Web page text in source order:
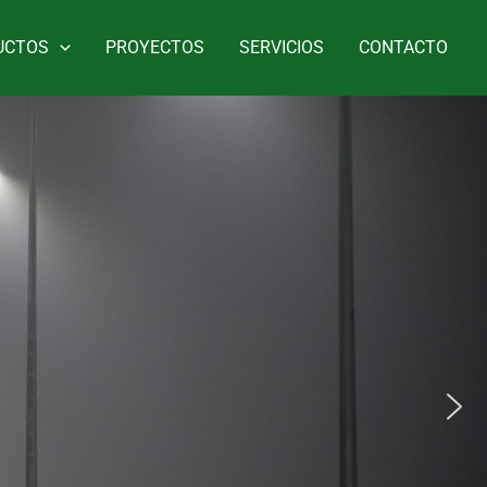
PROYECTOS SERVICIOS CONTACTO